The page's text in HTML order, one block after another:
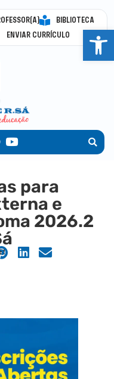
BIBLIOTECA
ENVIAR CURRÍCULO
para
e
2026.2
Abrir